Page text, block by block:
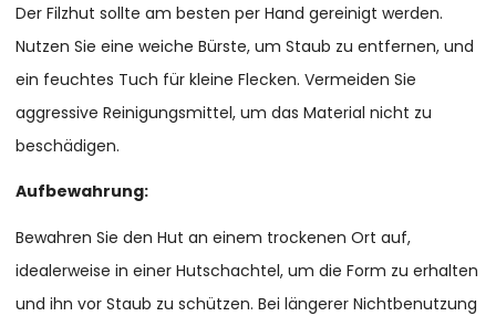
Der Filzhut sollte am besten per Hand gereinigt werden.
Nutzen Sie eine weiche Bürste, um Staub zu entfernen, und
ein feuchtes Tuch für kleine Flecken. Vermeiden Sie
aggressive Reinigungsmittel, um das Material nicht zu
beschädigen.
Aufbewahrung:
Bewahren Sie den Hut an einem trockenen Ort auf,
idealerweise in einer Hutschachtel, um die Form zu erhalten
und ihn vor Staub zu schützen. Bei längerer Nichtbenutzung